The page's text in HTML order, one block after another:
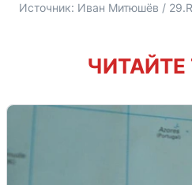
Источник: Иван Митюшёв /